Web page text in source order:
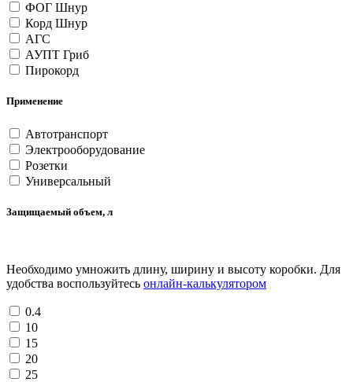
ФОГ Шнур
Корд Шнур
АГС
АУПТ Гриб
Пирокорд
Применение
Автотранспорт
Электрооборудование
Розетки
Универсальный
Защищаемый объем, л
Необходимо умножить длину, ширину и высоту коробки. Для
удобства воспользуйтесь онлайн-калькулятором
0.4
10
15
20
25